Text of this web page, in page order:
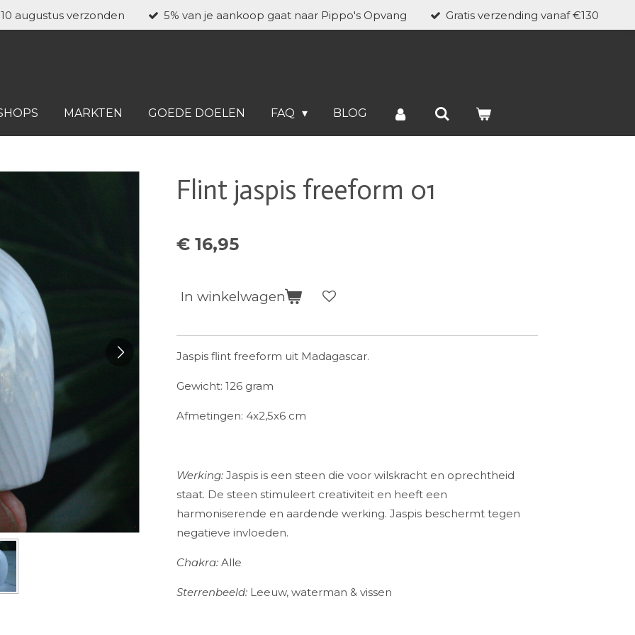
augustus verzonden 5% van je aankoop gaat naar Pippo's Opvang Gratis verzending vanaf €130
MARKTEN GOEDE DOELEN FAQ BLOG
Flint jaspis freeform 01
€ 16,95
In winkelwagen
Jaspis flint freeform uit Madagascar.
Gewicht: 126 gram
Afmetingen: 4x2,5x6 cm
Werking: Jaspis is een steen die voor wilskracht en oprechtheid
staat. De steen stimuleert creativiteit en heeft een
harmoniserende en aardende werking. Jaspis beschermt tegen
negatieve invloeden.
Chakra: Alle
Sterrenbeeld: Leeuw, waterman & vissen